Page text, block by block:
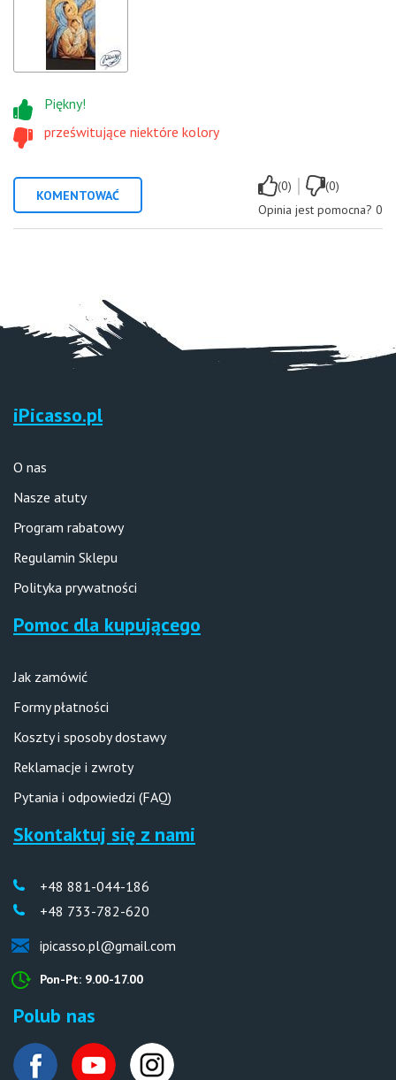
prześwitujące niektóre kolory
Piękny!
KOMENTOWAĆ
(0) |
(0)
Opinia jest pomocna? 0
iPicasso.pl
O nas
Nasze atuty
Program rabatowy
Regulamin Sklepu
Polityka prywatności
Pomoc dla kupującego
Jak zamówić
Formy płatności
Koszty i sposoby dostawy
Reklamacje i zwroty
Pytania i odpowiedzi (FAQ)
Skontaktuj się z nami
+48 881-044-186
+48 733-782-620
ipicasso.pl@gmail.com
Pon-Pt: 9.00-17.00
Polub nas